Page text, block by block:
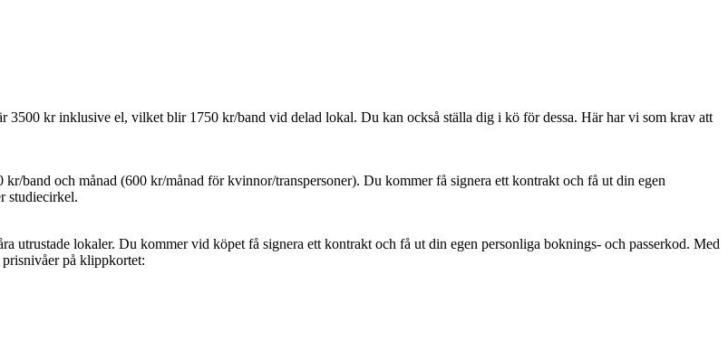
3500 kr inklusive el, vilket blir 1750 kr/band vid delad lokal. Du kan också ställa dig i kö för dessa. Här har vi som krav att
band och månad (600 kr/månad för kvinnor/transpersoner). Du kommer få signera ett kontrakt och få ut din egen
studiecirkel.
utrustade lokaler. Du kommer vid köpet få signera ett kontrakt och få ut din egen personliga boknings- och passerkod. Med
på klippkortet: